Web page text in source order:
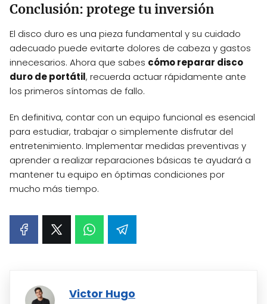
Conclusión: protege tu inversión
El disco duro es una pieza fundamental y su cuidado
adecuado puede evitarte dolores de cabeza y gastos
innecesarios. Ahora que sabes cómo reparar disco
duro de portátil, recuerda actuar rápidamente ante
los primeros síntomas de fallo.
En definitiva, contar con un equipo funcional es esencial
para estudiar, trabajar o simplemente disfrutar del
entretenimiento. Implementar medidas preventivas y
aprender a realizar reparaciones básicas te ayudará a
mantener tu equipo en óptimas condiciones por
mucho más tiempo.
Victor Hugo